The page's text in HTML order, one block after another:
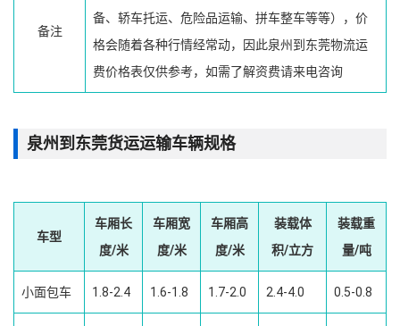
备注
备、轿车托运、危险品运输、拼车整车等等），价
格会随着各种行情经常动，因此泉州到东莞物流运
费价格表仅供参考，如需了解资费请来电咨询
泉州到东莞货运运输车辆规格
车型
车厢长
度/米
车厢宽
度/米
车厢高
度/米
装载体
积/立方
装载重
量/吨
小面包车 1.8-2.4 1.6-1.8 1.7-2.0 2.4-4.0 0.5-0.8